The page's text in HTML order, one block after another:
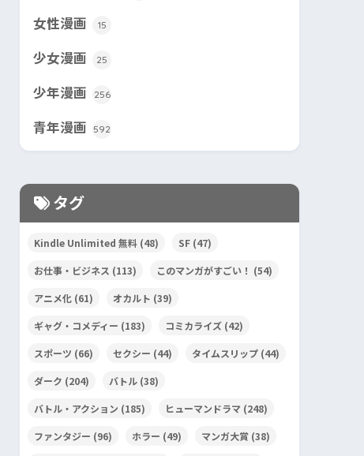
女性漫画 15
少女漫画 25
少年漫画 256
青年漫画 592
タグ
Kindle Unlimited 無料 (48) SF (47)
お仕事・ビジネス (113) このマンガがすごい！ (54)
アニメ化 (61) オカルト (39)
ギャグ・コメディー (183) コミカライズ (42)
スポーツ (66) セクシー (44) タイムスリップ (44)
ダーク (204) バトル (38)
バトル・アクション (185) ヒューマンドラマ (248)
ファンタジー (96) ホラー (49) マンガ大賞 (38)